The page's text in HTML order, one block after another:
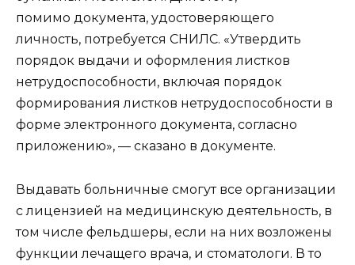
помимо документа, удостоверяющего
личность, потребуется СНИЛС. «Утвердить
порядок выдачи и оформления листков
нетрудоспособности, включая порядок
формирования листков нетрудоспособности в
форме электронного документа, согласно
приложению», — сказано в документе.
Выдавать больничные смогут все организации
с лицензией на медицинскую деятельность, в
том числе фельдшеры, если на них возложены
функции лечащего врача, и стоматологи. В то